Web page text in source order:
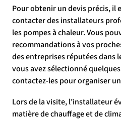
Pour obtenir un devis précis, il
contacter des installateurs
les pompes à chaleur. Vous
recommandations à vos
des entreprises réputées dans
vous avez sélectionné
contactez-les pour organiser
Lors de la visite, l’installateur
matière de chauffage et de